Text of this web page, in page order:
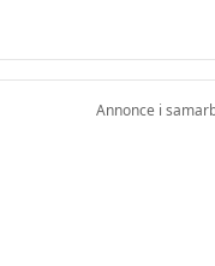
Annonce i